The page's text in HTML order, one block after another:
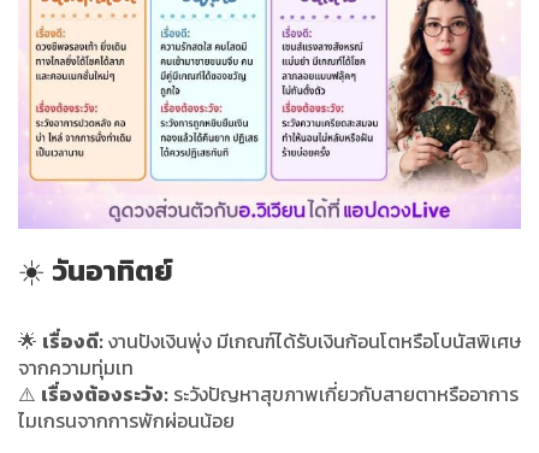
☀️ วันอาทิตย์
🌟 เรื่องดี:งานปังเงินพุ่ง มีเกณฑ์ได้รับเงินก้อนโตหรือโบนัสพิเศษ
จากความทุ่มเท
⚠️ เรื่องต้องระวัง: ระวังปัญหาสุขภาพเกี่ยวกับสายตาหรืออาการ
ไมเกรนจากการพักผ่อนน้อย